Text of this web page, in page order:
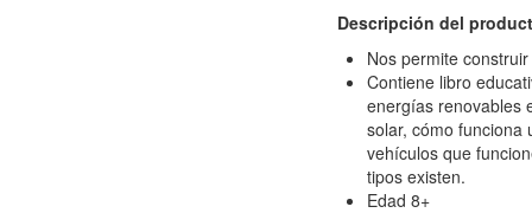
Descripción del
Nos permite
Contiene libro
energías renovables
solar, cómo funciona
vehículos que
tipos existen.
Edad 8+